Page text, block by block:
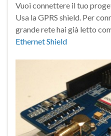
Vuoi connettere il tuo
Usa la GPRS shield. Per
grande rete hai già letto
Ethernet Shield